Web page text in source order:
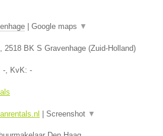
Google maps ▼
, 2518 BK S Gravenhage (Zuid-Holland)
-, KvK: -
Screenshot ▼